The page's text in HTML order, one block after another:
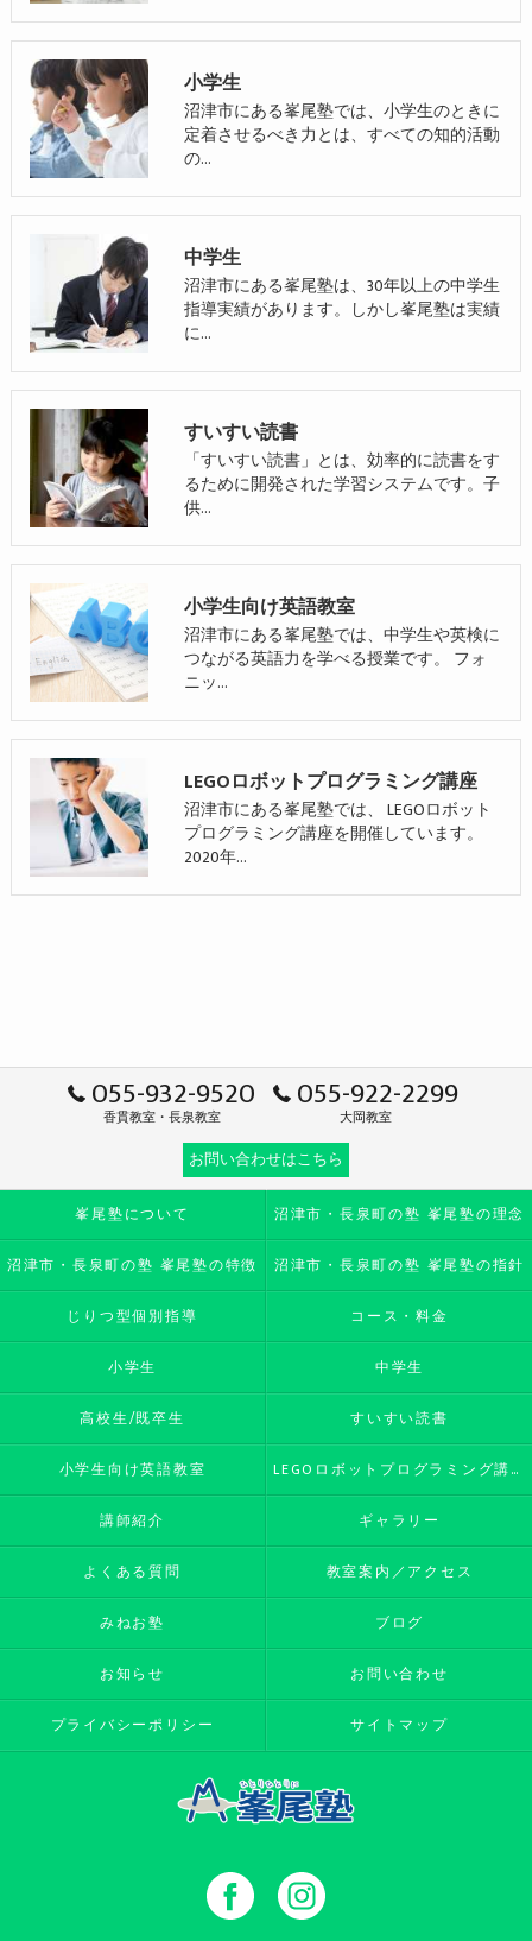
小学生
沼津市にある峯尾塾では、小学生のときに
定着させるべき力とは、すべての知的活動
の…
中学生
沼津市にある峯尾塾は、30年以上の中学生
指導実績があります。しかし峯尾塾は実績
に…
すいすい読書
「すいすい読書」とは、効率的に読書をす
るために開発された学習システムです。子
供…
小学生向け英語教室
沼津市にある峯尾塾では、中学生や英検に
つながる英語力を学べる授業です。 フォ
ニッ…
LEGOロボットプログラミング講座
沼津市にある峯尾塾では、 LEGOロボット
プログラミング講座を開催しています。
2020年…
055-932-9520
香貫教室・長泉教室 055-922-2299
大岡教室
お問い合わせはこちら
峯尾塾について 沼津市・長泉町の塾 峯尾塾の理念
沼津市・長泉町の塾 峯尾塾の特徴 沼津市・長泉町の塾 峯尾塾の指針
じりつ型個別指導 コース・料金
小学生 中学生
高校生/既卒生 すいすい読書
小学生向け英語教室 LEGOロボットプログラミング講座
講師紹介 ギャラリー
よくある質問 教室案内／アクセス
みねお塾 ブログ
お知らせ お問い合わせ
プライバシーポリシー サイトマップ